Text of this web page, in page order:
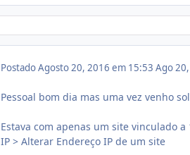
PostadoAgosto 20, 2016 em 15:53 Ago
Pessoal bom dia mas uma vez venho
Estava com apenas um site vinculado
IP > Alterar Endereço IP de um site